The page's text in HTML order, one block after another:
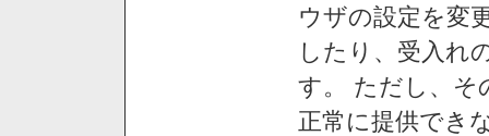
ウザの設定を変
したり、受入れ
す。 ただし、そ
正常に提供でき